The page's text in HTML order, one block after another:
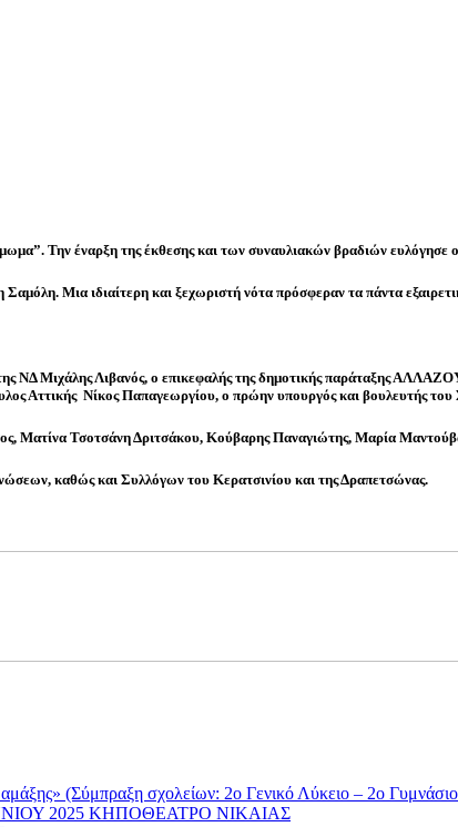
Την έναρξη της έκθεσης και των συναυλιακών βραδιών
Μια ιδιαίτερη και ξεχωριστή νότα πρόσφεραν τα πάντα
ΝΔ Μιχάλης Λιβανός, ο επικεφαλής της δημοτικής παράταξης
Αττικής Νίκος Παπαγεωργίου, ο πρώην υπουργός και βουλευτής
Ματίνα Τσοτσάνη Δριτσάκου, Κούβαρης Παναγιώτης, Μαρία
καθώς και Συλλόγων του Κερατσινίου και της Δραπετσώνας.
(Σύμπραξη σχολείων: 2ο Γενικό Λύκειο – 2ο Γυμνάσιο
2025 ΚΗΠΟΘΕΑΤΡΟ ΝΙΚΑΙΑΣ